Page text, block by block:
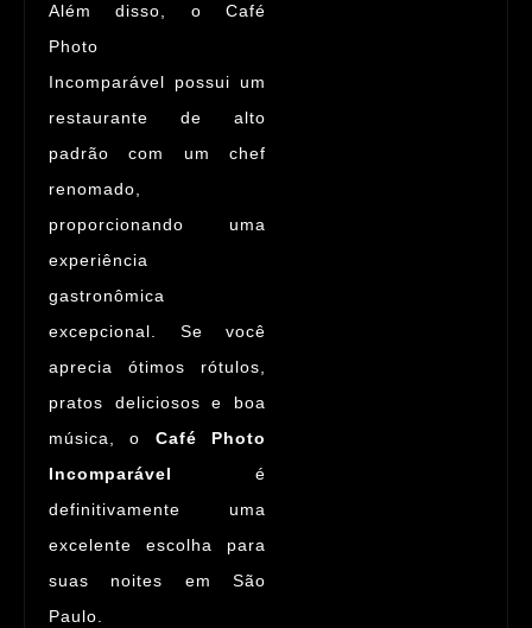
Além disso, o Café
Photo
Incomparável possui um
restaurante de alto
padrão com um chef
renomado,
proporcionando uma
experiência
gastronômica
excepcional. Se você
aprecia ótimos rótulos,
pratos deliciosos e boa
música, o Café Photo
Incomparável
é
definitivamente uma
excelente escolha para
suas noites em São
Paulo.